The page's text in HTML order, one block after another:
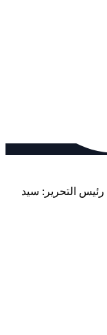
رئيس التحرير: سيد